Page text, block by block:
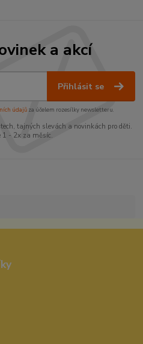
a akcí
Přihlásit se
údajůza účelem rozesílky newsletteru.
tajných slevách a novinkách pro děti.
1 - 2x za měsíc.